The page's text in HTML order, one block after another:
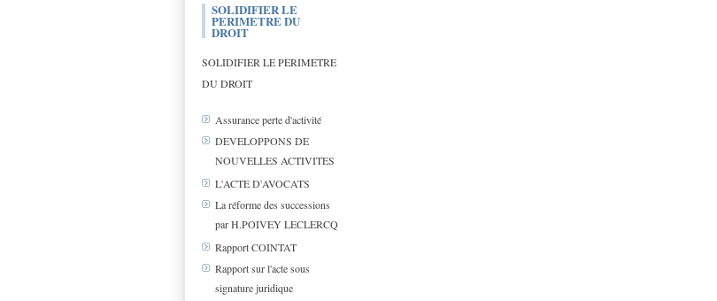
SOLIDIFIER LE
PERIMETRE DU
DROIT
SOLIDIFIER LE PERIMETRE
DU DROIT
Assurance perte d'activité
DEVELOPPONS DE
NOUVELLES ACTIVITES
L'ACTE D'AVOCATS
La réforme des successions
par H.POIVEY LECLERCQ
Rapport COINTAT
Rapport sur l'acte sous
signature juridique